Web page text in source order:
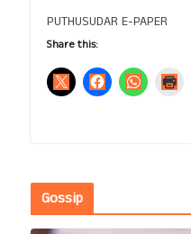
PUTHUSUDAR E-PAPER
Share this:
Gossip